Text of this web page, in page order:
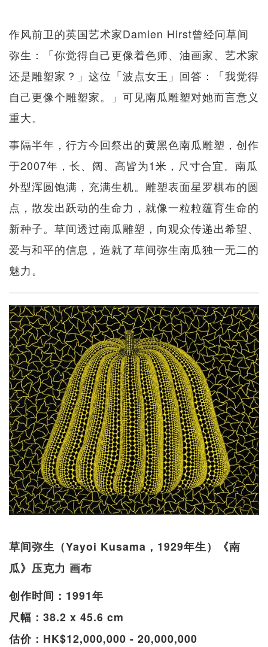
作风前卫的英国艺术家Damien Hirst曾经问草间
弥生：「你觉得自己更像着色师、油画家、艺术家
还是雕塑家？」这位「波点女王」回答：「我觉得
自己更像个雕塑家。」可见南瓜雕塑对她而言意义
重大。
事隔半年，行方今回祭出的黄黑色南瓜雕塑，创作
于2007年，长、阔、高皆为1米，尺寸合宜。南瓜
外型浑圆饱满，充满生机。雕塑表面星罗棋布的圆
点，散发出跃动的生命力，就像一粒粒蕴育生命的
新种子。草间透过南瓜雕塑，向观众传递出希望、
爱与和平的信息，造就了草间弥生南瓜独一无二的
魅力。
草间弥生（Yayoi Kusama，1929年生）《南
瓜》压克力 画布
创作时间：1991年
尺幅：38.2 x 45.6 cm
估价：HK$12,000,000 - 20,000,000